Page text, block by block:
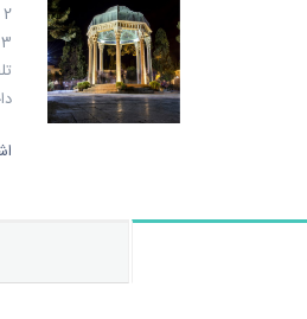
2 تخته : 1045 ت
3 تخته : 985 ت